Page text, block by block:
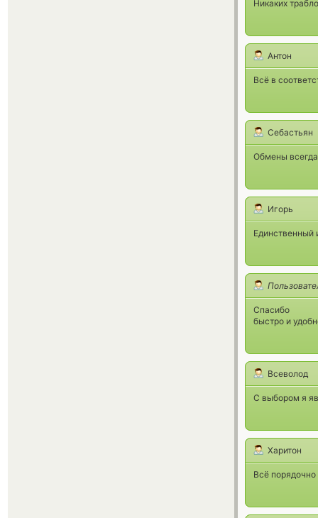
Никаких
Антон
Всё в
Себастьян
Обмены всегда
Игорь
Спасибо
быстро и
Всеволод
С выбором я
Харитон
Всё